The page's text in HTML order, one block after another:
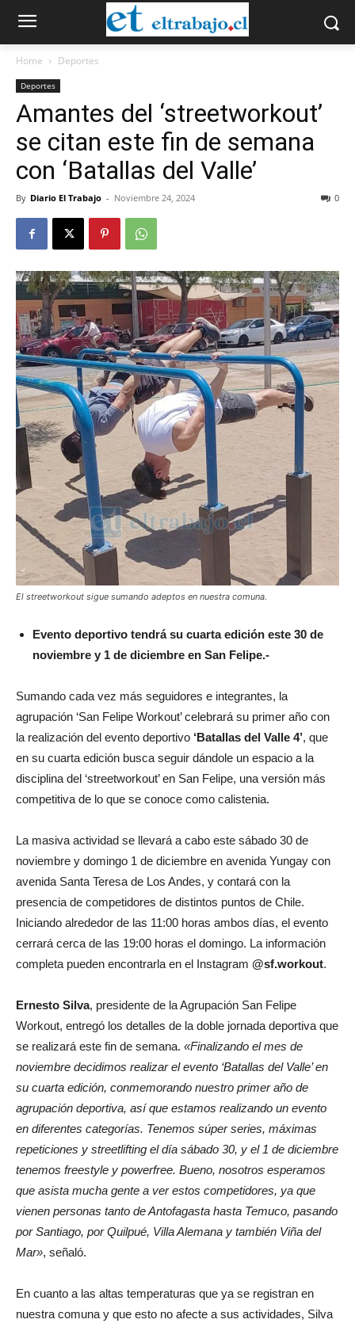
Home Deportes
Deportes
Amantes del ‘streetworkout’
se citan este fin de semana
con ‘Batallas del Valle’
By Diario El Trabajo - Noviembre 24, 2024 0
El streetworkout sigue sumando adeptos en nuestra comuna.
Evento deportivo tendrá su cuarta edición este 30 de
noviembre y 1 de diciembre en San Felipe.-
Sumando cada vez más seguidores e integrantes, la
agrupación ‘San Felipe Workout’ celebrará su primer año con
la realización del evento deportivo ‘Batallas del Valle 4’, que
en su cuarta edición busca seguir dándole un espacio a la
disciplina del ‘streetworkout’ en San Felipe, una versión más
competitiva de lo que se conoce como calistenia.
La masiva actividad se llevará a cabo este sábado 30 de
noviembre y domingo 1 de diciembre en avenida Yungay con
avenida Santa Teresa de Los Andes, y contará con la
presencia de competidores de distintos puntos de Chile.
Iniciando alrededor de las 11:00 horas ambos días, el evento
cerrará cerca de las 19:00 horas el domingo. La información
completa pueden encontrarla en el Instagram @sf.workout.
Ernesto Silva, presidente de la Agrupación San Felipe
Workout, entregó los detalles de la doble jornada deportiva que
se realizará este fin de semana. «Finalizando el mes de
noviembre decidimos realizar el evento ‘Batallas del Valle’ en
su cuarta edición, conmemorando nuestro primer año de
agrupación deportiva, así que estamos realizando un evento
en diferentes categorías. Tenemos súper series, máximas
repeticiones y streetlifting el día sábado 30, y el 1 de diciembre
tenemos freestyle y powerfree. Bueno, nosotros esperamos
que asista mucha gente a ver estos competidores, ya que
vienen personas tanto de Antofagasta hasta Temuco, pasando
por Santiago, por Quilpué, Villa Alemana y también Viña del
Mar», señaló.
En cuanto a las altas temperaturas que ya se registran en
nuestra comuna y que esto no afecte a sus actividades, Silva